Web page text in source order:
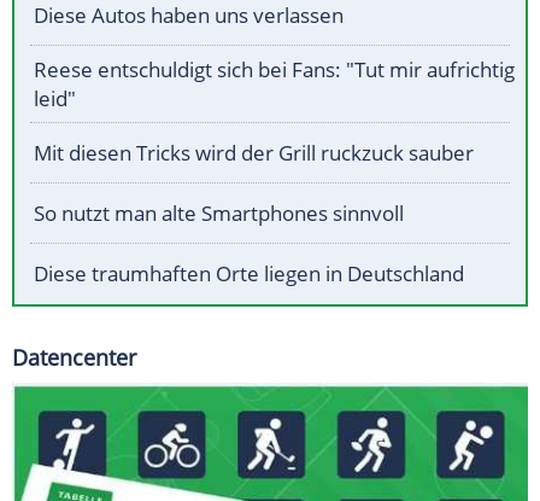
Diese Autos haben uns verlassen
Reese entschuldigt sich bei Fans: "Tut mir aufrichtig
leid"
Mit diesen Tricks wird der Grill ruckzuck sauber
So nutzt man alte Smartphones sinnvoll
Diese traumhaften Orte liegen in Deutschland
Datencenter